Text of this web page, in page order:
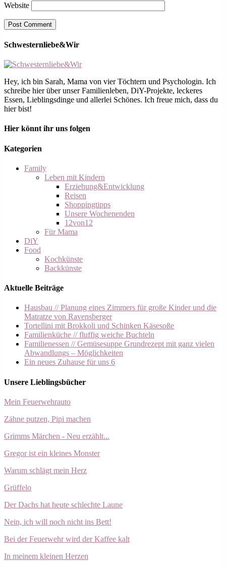
Website
Schwesternliebe&Wir
Hey, ich bin Sarah, Mama von vier Töchtern und Psychologin. Ich
schreibe hier über unser Familienleben, DiY-Projekte, leckeres
Essen, Lieblingsdinge und allerlei Schönes. Ich freue mich, dass du
hier bist!
Hier könnt ihr uns folgen
Kategorien
Family
Leben mit Kindern
Erziehung&Entwicklung
Reisen
Shoppingtipps
Unsere Wochenenden
12von12
Für Mama
DiY
Food
Kochkünste
Backkünste
Aktuelle Beiträge
Hausbau // Planung eines Zimmers für große Kinder und die
Matratze von Ravensberger
Tortellini mit Brokkoli und Schinken Käsesoße
Familienküche // fluffig weiche Buchteln
Familienessen // Gemüsesuppe Grundrezept mit ganz vielen
Abwandlungs – Möglichkeiten
Ein neues Zuhause für uns 6
Unsere Lieblingsbücher
Mein Feuerwehrauto
Zähne putzen, Pipi machen
Grimms Märchen - Neu erzählt...
Gregor ist ein kleines Monster
Warum schlägt mein Herz
Grüffelo
Der Dachs hat heute schlechte Laune
Nein, ich will noch nicht ins Bett!
Bei der Feuerwehr wird der Kaffee kalt
In meinem kleinen Herzen